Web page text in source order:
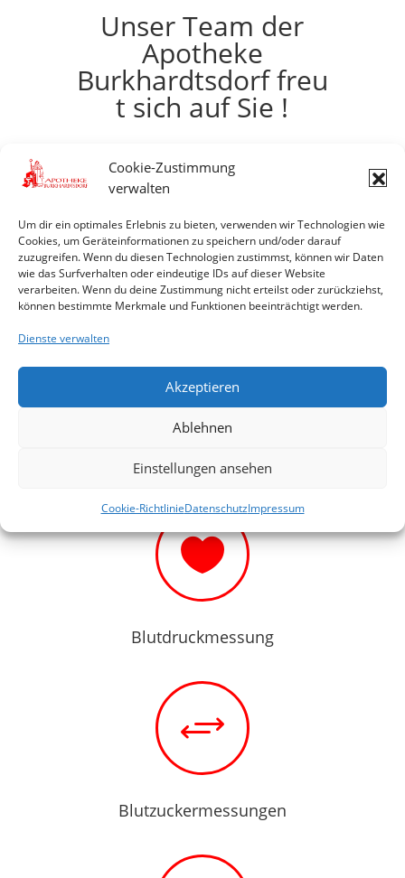
Cookie-Zustimmung
verwalten
Um dir ein optimales Erlebnis zu bieten, verwenden wir Technologien wie
Cookies, um Geräteinformationen zu speichern und/oder darauf
zuzugreifen. Wenn du diesen Technologien zustimmst, können wir Daten
wie das Surfverhalten oder eindeutige IDs auf dieser Website
verarbeiten. Wenn du deine Zustimmung nicht erteilst oder zurückziehst,
können bestimmte Merkmale und Funktionen beeinträchtigt werden.
Dienste verwalten
Akzeptieren
Ablehnen
Einstellungen ansehen
Cookie-RichtlinieDatenschutzImpressum
Unser Team der
Apotheke
Burkhardtsdorf freu
t sich auf Sie !
Lieferservice
nach Haus

Blutdruckmessung
+
Blutzuckermessungen